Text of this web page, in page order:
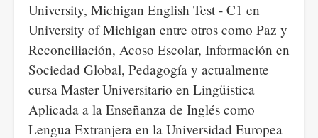
University, Michigan English Test - C1 en
University of Michigan entre otros como Paz y
Reconciliación, Acoso Escolar, Información en
Sociedad Global, Pedagogía y actualmente
cursa Master Universitario en Lingüistica
Aplicada a la Enseñanza de Inglés como
Lengua Extranjera en la Universidad Europea